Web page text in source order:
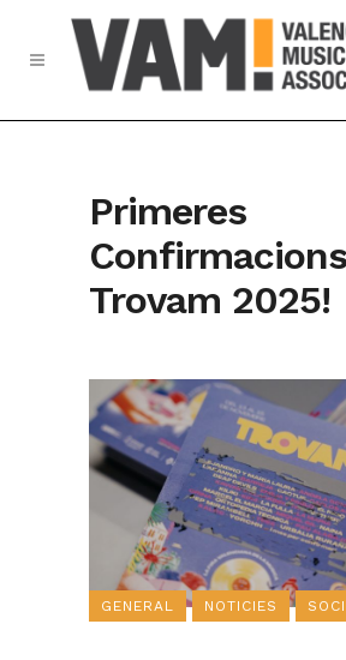
Primeres
Trovam 2025!
GENERAL NOTICIES